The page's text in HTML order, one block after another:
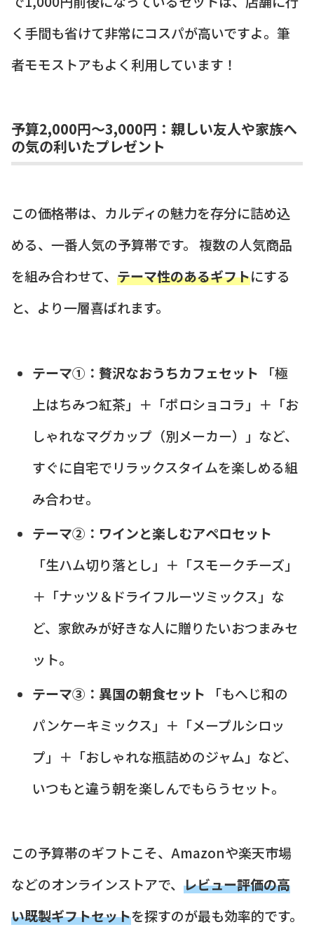
く手間も省けて非常にコスパが高いですよ。筆
者モモストアもよく利用しています！
予算2,000円～3,000円：親しい友人や家族へ
の気の利いたプレゼント
この価格帯は、カルディの魅力を存分に詰め込
める、一番人気の予算帯です。 複数の人気商品
を組み合わせて、 テーマ性のあるギフトにする
と、より一層喜ばれます。
テーマ①：贅沢なおうちカフェセット 「極
上はちみつ紅茶」＋「ポロショコラ」＋「お
しゃれなマグカップ（別メーカー）」など、
すぐに自宅でリラックスタイムを楽しめる組
み合わせ。
テーマ②：ワインと楽しむアペロセット
「生ハム切り落とし」＋「スモークチーズ」
＋「ナッツ＆ドライフルーツミックス」な
ど、家飲みが好きな人に贈りたいおつまみセ
ット。
テーマ③：異国の朝食セット 「もへじ和の
パンケーキミックス」＋「メープルシロッ
プ」＋「おしゃれな瓶詰めのジャム」など、
いつもと違う朝を楽しんでもらうセット。
この予算帯のギフトこそ、Amazonや楽天市場
などのオンラインストアで、 レビュー評価の高
い既製ギフトセットを探すのが最も効率的です。